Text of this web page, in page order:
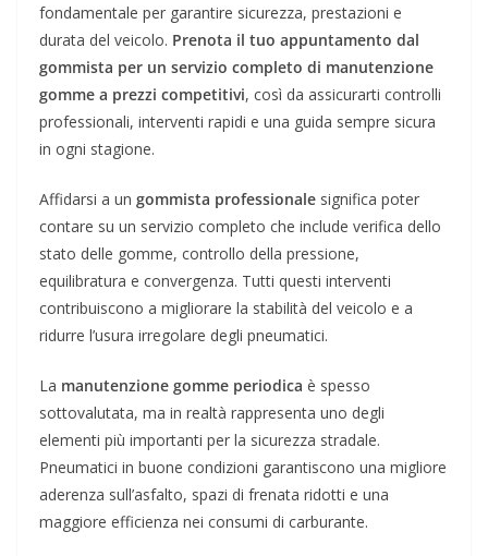
fondamentale per garantire sicurezza, prestazioni e
durata del veicolo. Prenota il tuo appuntamento dal
gommista per un servizio completo di manutenzione
gomme a prezzi competitivi, così da assicurarti controlli
professionali, interventi rapidi e una guida sempre sicura
in ogni stagione.
Affidarsi a un gommista professionale significa poter
contare su un servizio completo che include verifica dello
stato delle gomme, controllo della pressione,
equilibratura e convergenza. Tutti questi interventi
contribuiscono a migliorare la stabilità del veicolo e a
ridurre l’usura irregolare degli pneumatici.
La manutenzione gomme periodica è spesso
sottovalutata, ma in realtà rappresenta uno degli
elementi più importanti per la sicurezza stradale.
Pneumatici in buone condizioni garantiscono una migliore
aderenza sull’asfalto, spazi di frenata ridotti e una
maggiore efficienza nei consumi di carburante.